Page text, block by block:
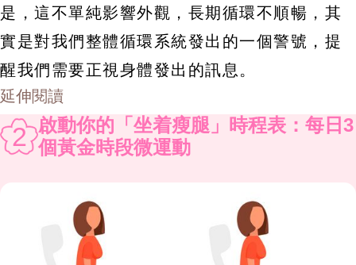
是，這不單純影響外觀，長期循環不順暢，其
實是對我們整體循環系統發出的一個警號，提
醒我們需要正視身體發出的訊息。
延伸閱讀
2 啟動你的「坐着瘦腿」時程表：每日3
個黃金時段微運動